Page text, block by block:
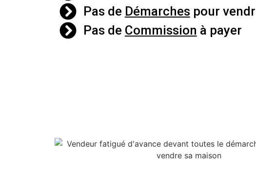
Pas de Démarches pour
Pas de Commission à payer